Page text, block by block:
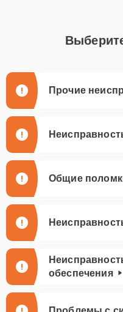
Прочие
Общие
обеспечения